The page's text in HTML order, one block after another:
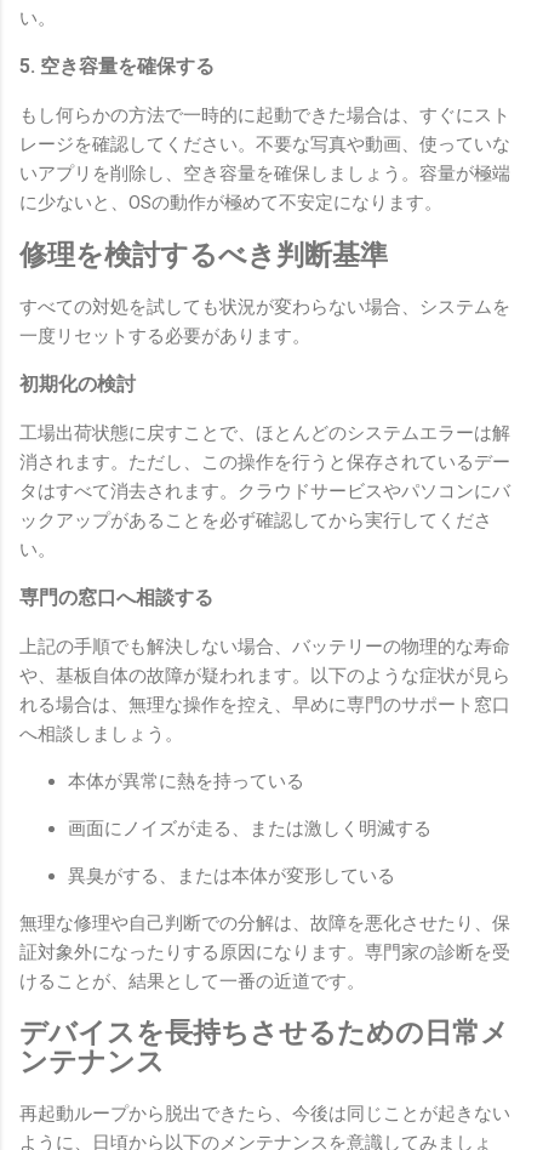
い。
5. 空き容量を確保する
もし何らかの方法で一時的に起動できた場合は、すぐにスト
レージを確認してください。不要な写真や動画、使っていな
いアプリを削除し、空き容量を確保しましょう。容量が極端
に少ないと、OSの動作が極めて不安定になります。
修理を検討するべき判断基準
すべての対処を試しても状況が変わらない場合、システムを
一度リセットする必要があります。
初期化の検討
工場出荷状態に戻すことで、ほとんどのシステムエラーは解
消されます。ただし、この操作を行うと保存されているデー
タはすべて消去されます。クラウドサービスやパソコンにバ
ックアップがあることを必ず確認してから実行してくださ
い。
専門の窓口へ相談する
上記の手順でも解決しない場合、バッテリーの物理的な寿命
や、基板自体の故障が疑われます。以下のような症状が見ら
れる場合は、無理な操作を控え、早めに専門のサポート窓口
へ相談しましょう。
本体が異常に熱を持っている
画面にノイズが走る、または激しく明滅する
異臭がする、または本体が変形している
無理な修理や自己判断での分解は、故障を悪化させたり、保
証対象外になったりする原因になります。専門家の診断を受
けることが、結果として一番の近道です。
デバイスを長持ちさせるための日常メ
ンテナンス
再起動ループから脱出できたら、今後は同じことが起きない
ように、日頃から以下のメンテナンスを意識してみましょ